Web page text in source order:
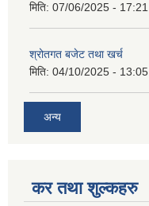
मिति: 07/06/2025 - 17:21
श्रोतगत बजेट तथा खर्च
मिति: 04/10/2025 - 13:05
अन्य
कर तथा शुल्कहरु